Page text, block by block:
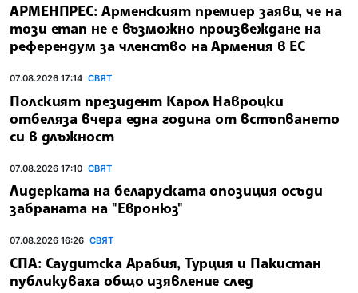
АРМЕНПРЕС: Арменският премиер заяви, че на
този етап не е възможно произвеждане на
референдум за членство на Армения в ЕС
07.08.2026 17:14 СВЯТ
Полският президент Карол Навроцки
отбеляза вчера една година от встъпването
си в длъжност
07.08.2026 17:10 СВЯТ
Лидерката на беларуската опозиция осъди
забраната на "Евронюз"
07.08.2026 16:26 СВЯТ
СПА: Саудитска Арабия, Турция и Пакистан
публикуваха общо изявление след